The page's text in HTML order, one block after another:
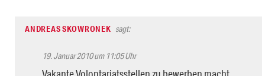
ANDREAS SKOWRONEK sagt:
19. Januar 2010 um 11:05 Uhr